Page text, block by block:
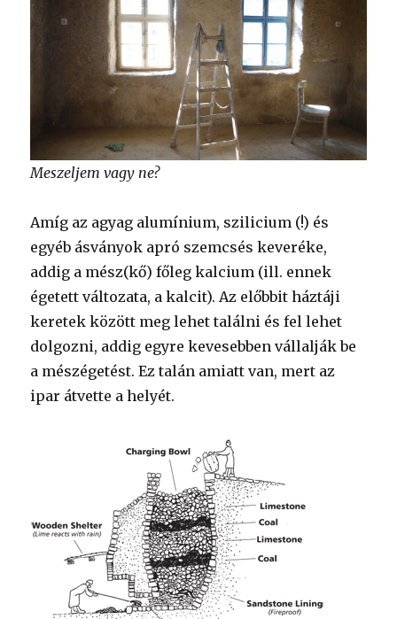
Meszeljem vagy ne?
Amíg az agyag alumínium, szilicium (!) és
egyéb ásványok apró szemcsés keveréke,
addig a mész(kő) főleg kalcium (ill. ennek
égetett változata, a kalcit). Az előbbit háztáji
keretek között meg lehet találni és fel lehet
dolgozni, addig egyre kevesebben vállalják be
a mészégetést. Ez talán amiatt van, mert az
ipar átvette a helyét.